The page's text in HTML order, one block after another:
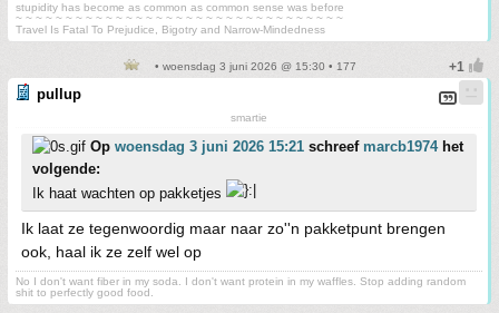
stupidity has become as common as common sense was before
~ ~ ~ ~ ~ ~ ~ ~ ~ ~ ~ ~ ~ ~ ~ ~ ~ ~ ~ ~ ~ ~ ~ ~ ~ ~ ~ ~ ~ ~ ~ ~ ~
Travel Is Fatal To Prejudice, Bigotry and Narrow-Mindedness
• woensdag 3 juni 2026 @ 15:30 • 177
pullup
smartie
Op woensdag 3 juni 2026 15:21 schreef marcb1974het
volgende:
Ik haat wachten op pakketjes
Ik laat ze tegenwoordig maar naar zo''n pakketpunt brengen
ook, haal ik ze zelf wel op
No I don't want fiber in my soda. I don't want protein in my waffles. Stop adding random
shit to perfectly good food.